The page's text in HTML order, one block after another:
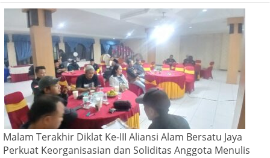
Malam Terakhir Diklat Ke-III Aliansi Alam Bersatu Jaya
Perkuat Keorganisasian dan Soliditas Anggota Menulis